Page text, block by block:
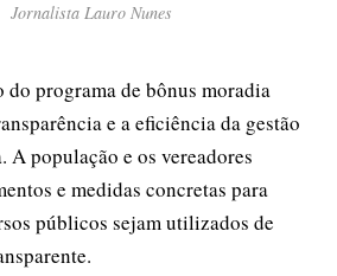
Jornalista Lauro Nunes
programa de bônus moradia
e a eficiência da gestão
população e os vereadores
e medidas concretas para
públicos sejam utilizados de